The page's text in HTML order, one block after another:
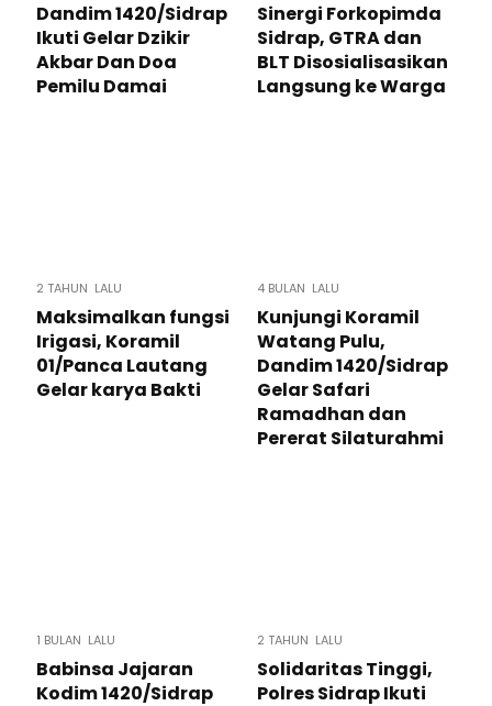
Dandim 1420/Sidrap
Ikuti Gelar Dzikir
Akbar Dan Doa
Pemilu Damai
Sinergi Forkopimda
Sidrap, GTRA dan
BLT Disosialisasikan
Langsung ke Warga
2 TAHUN LALU
Maksimalkan fungsi
Irigasi, Koramil
01/Panca Lautang
Gelar karya Bakti
4 BULAN LALU
Kunjungi Koramil
Watang Pulu,
Dandim 1420/Sidrap
Gelar Safari
Ramadhan dan
Pererat Silaturahmi
1 BULAN LALU
Babinsa Jajaran
Kodim 1420/Sidrap
2 TAHUN LALU
Solidaritas Tinggi,
Polres Sidrap Ikuti